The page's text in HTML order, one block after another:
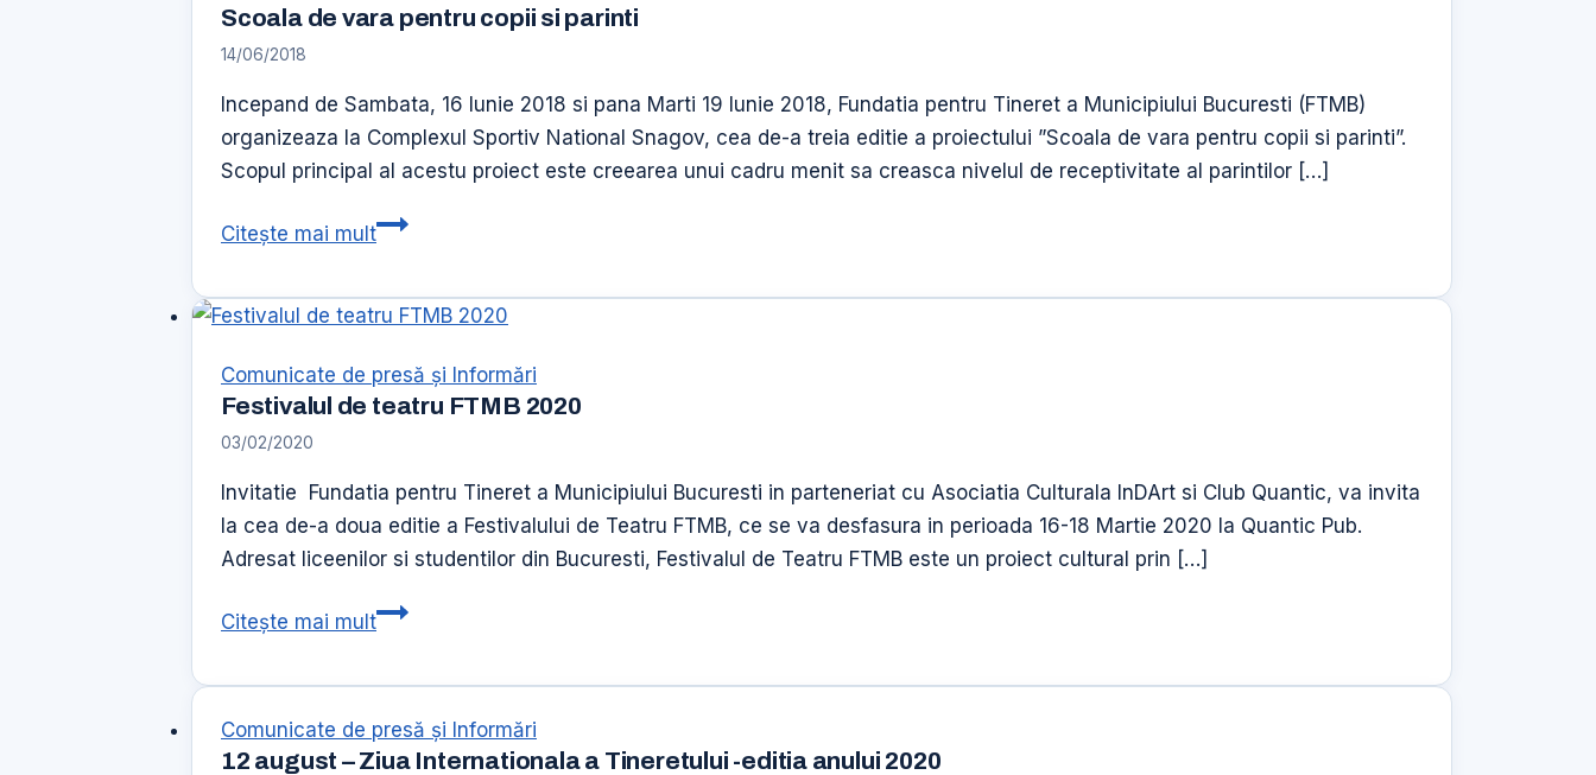
Scoala de vara pentru copii si parinti
14/06/2018
Incepand de Sambata, 16 Iunie 2018 si pana Marti 19 Iunie 2018, Fundatia pentru Tineret a Municipiului Bucuresti (FTMB)
organizeaza la Complexul Sportiv National Snagov, cea de-a treia editie a proiectului ”Scoala de vara pentru copii si parinti”.
Scopul principal al acestu proiect este creearea unui cadru menit sa creasca nivelul de receptivitate al parintilor […]
Citește mai multScoala
pentru
si
parinti
Comunicate de presă şi Informări
Festivalul de teatru FTMB 2020
03/02/2020
Invitatie Fundatia pentru Tineret a Municipiului Bucuresti in parteneriat cu Asociatia Culturala InDArt si Club Quantic, va invita
la cea de-a doua editie a Festivalului de Teatru FTMB, ce se va desfasura in perioada 16-18 Martie 2020 la Quantic Pub.
Adresat liceenilor si studentilor din Bucuresti, Festivalul de Teatru FTMB este un proiect cultural prin […]
Citește mai multFestivalul
2020
Comunicate de presă şi Informări
12 august – Ziua Internationala a Tineretului -editia anului 2020